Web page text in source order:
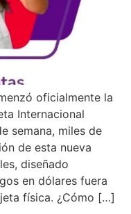
oficialmente la
Internacional
semana, miles de
de esta nueva
diseñado
en dólares fuera
física. ¿Cómo […]